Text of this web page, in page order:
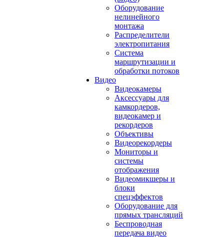
Оборудование
нелинейного
монтажа
Распределители
электропитания
Система
маршрутизации и
обработки потоков
Видео
Видеокамеры
Аксессуары для
камкордеров,
видеокамер и
рекордеров
Объективы
Видеорекордеры
Мониторы и
системы
отображения
Видеомикшеры и
блоки
спецэффектов
Оборудование для
прямых трансляций
Беспроводная
передача видео